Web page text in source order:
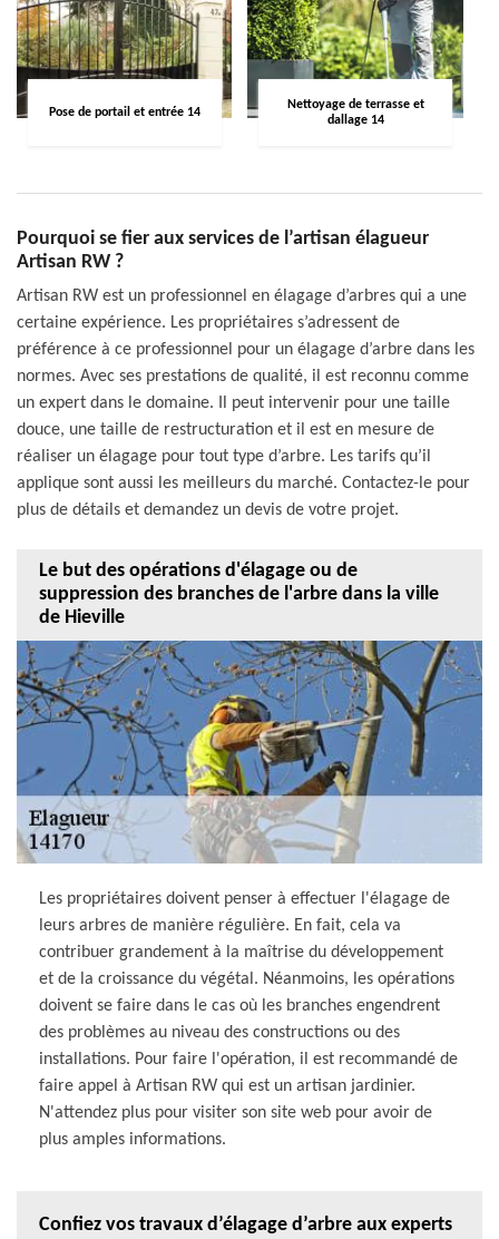
Pose de portail et entrée 14
Nettoyage de terrasse et
dallage 14
Pourquoi se fier aux services de l’artisan élagueur
Artisan RW ?
Artisan RW est un professionnel en élagage d’arbres qui a une
certaine expérience. Les propriétaires s’adressent de
préférence à ce professionnel pour un élagage d’arbre dans les
normes. Avec ses prestations de qualité, il est reconnu comme
un expert dans le domaine. Il peut intervenir pour une taille
douce, une taille de restructuration et il est en mesure de
réaliser un élagage pour tout type d’arbre. Les tarifs qu’il
applique sont aussi les meilleurs du marché. Contactez-le pour
plus de détails et demandez un devis de votre projet.
Le but des opérations d'élagage ou de
suppression des branches de l'arbre dans la ville
de Hieville
Les propriétaires doivent penser à effectuer l'élagage de
leurs arbres de manière régulière. En fait, cela va
contribuer grandement à la maîtrise du développement
et de la croissance du végétal. Néanmoins, les opérations
doivent se faire dans le cas où les branches engendrent
des problèmes au niveau des constructions ou des
installations. Pour faire l'opération, il est recommandé de
faire appel à Artisan RW qui est un artisan jardinier.
N'attendez plus pour visiter son site web pour avoir de
plus amples informations.
Confiez vos travaux d’élagage d’arbre aux experts